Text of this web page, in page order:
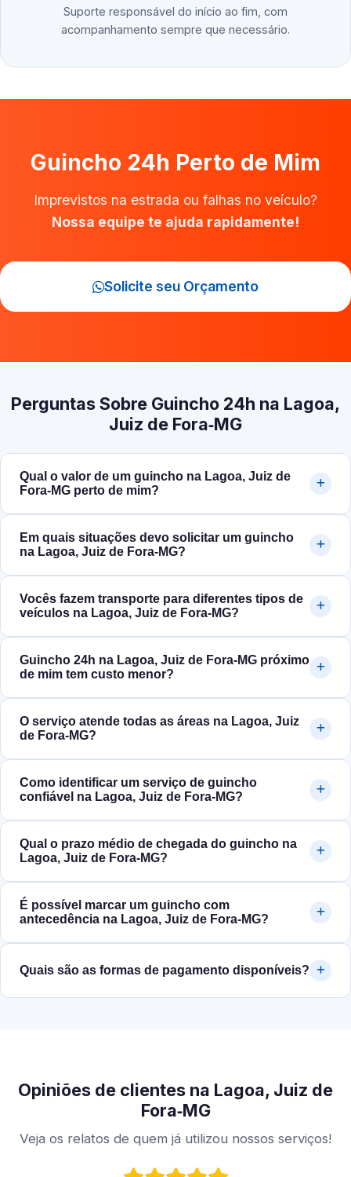
Suporte responsável do início ao fim, com
acompanhamento sempre que necessário.
Guincho 24h Perto de Mim
Imprevistos na estrada ou falhas no veículo?
Nossa equipe te ajuda rapidamente!
Solicite seu Orçamento
Perguntas Sobre Guincho 24h na Lagoa,
Juiz de Fora‑MG
Qual o valor de um guincho na Lagoa, Juiz de
Fora‑MG perto de mim?
Em quais situações devo solicitar um guincho
na Lagoa, Juiz de Fora‑MG?
Vocês fazem transporte para diferentes tipos de
veículos na Lagoa, Juiz de Fora‑MG?
Guincho 24h na Lagoa, Juiz de Fora‑MG próximo
de mim tem custo menor?
O serviço atende todas as áreas na Lagoa, Juiz
de Fora‑MG?
Como identificar um serviço de guincho
confiável na Lagoa, Juiz de Fora‑MG?
Qual o prazo médio de chegada do guincho na
Lagoa, Juiz de Fora‑MG?
É possível marcar um guincho com
antecedência na Lagoa, Juiz de Fora‑MG?
Quais são as formas de pagamento disponíveis?
Opiniões de clientes na Lagoa, Juiz de
Fora‑MG
Veja os relatos de quem já utilizou nossos serviços!